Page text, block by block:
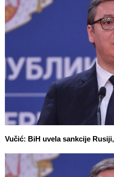
Vučić: BiH uvela sankcije